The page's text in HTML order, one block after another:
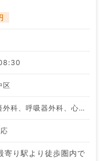
区
整形外科、脳神経外科、呼吸器外科、心臓血管外科、泌尿器科、一般内科、循環器内科、消化器内科、内分泌・代謝内科、腎臓内科、外科系全般、一般外科、消化器外科、科目不問
り駅より徒歩圏内で